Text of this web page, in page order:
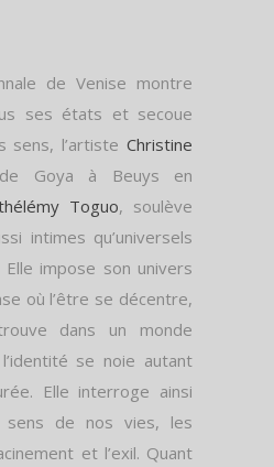
de Venise montre
ses états et secoue
sens, l’artiste Christine
Goya à Beuys en
Toguo, soulève
intimes qu’universels
impose son univers
où l’être se décentre,
dans un monde
se noie autant
Elle interroge ainsi
sens de nos vies, les
et l’exil. Quant